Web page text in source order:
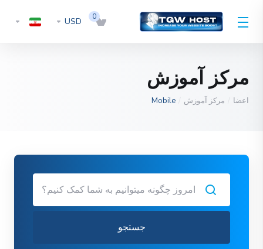
0
USD
مرکز آموزش
اعضا مرکز آموزش Mobile
جستجو